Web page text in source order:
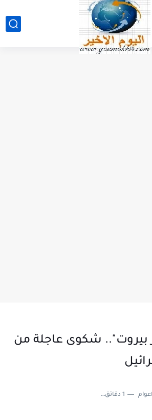
شكوى عاجلة من
1 دقائق للقراءة